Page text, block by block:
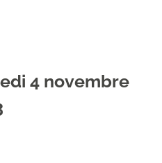
4 novembre